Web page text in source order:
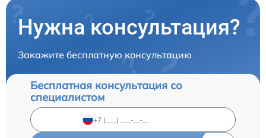
Нужна консультация?
Закажите бесплатную консультацию
Бесплатная консультация со
специалистом